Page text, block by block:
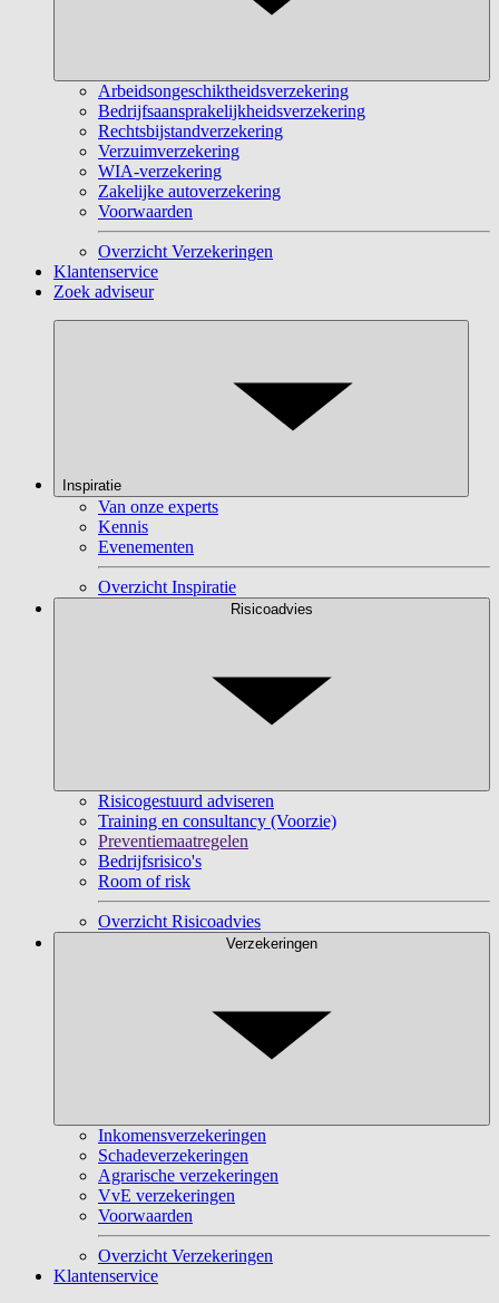
Arbeidsongeschiktheidsverzekering
Bedrijfsaansprakelijkheidsverzekering
Rechtsbijstandverzekering
Verzuimverzekering
WIA-verzekering
Zakelijke autoverzekering
Voorwaarden
Overzicht Verzekeringen
Klantenservice
Zoek adviseur
Inspiratie
Van onze experts
Kennis
Evenementen
Overzicht Inspiratie
Risicoadvies
Risicogestuurd adviseren
Training en consultancy (Voorzie)
Preventiemaatregelen
Bedrijfsrisico's
Room of risk
Overzicht Risicoadvies
Verzekeringen
Inkomensverzekeringen
Schadeverzekeringen
Agrarische verzekeringen
VvE verzekeringen
Voorwaarden
Overzicht Verzekeringen
Klantenservice